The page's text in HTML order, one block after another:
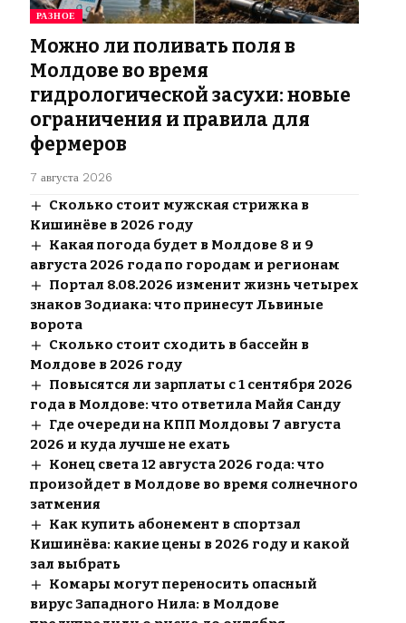
РАЗНОЕ
Можно ли поливать поля в
Молдове во время
гидрологической засухи: новые
ограничения и правила для
фермеров
7 августа 2026
Сколько стоит мужская стрижка в
Кишинёве в 2026 году
Какая погода будет в Молдове 8 и 9
августа 2026 года по городам и регионам
Портал 8.08.2026 изменит жизнь четырех
знаков Зодиака: что принесут Львиные
ворота
Сколько стоит сходить в бассейн в
Молдове в 2026 году
Повысятся ли зарплаты с 1 сентября 2026
года в Молдове: что ответила Майя Санду
Где очереди на КПП Молдовы 7 августа
2026 и куда лучше не ехать
Конец света 12 августа 2026 года: что
произойдет в Молдове во время солнечного
затмения
Как купить абонемент в спортзал
Кишинёва: какие цены в 2026 году и какой
зал выбрать
Комары могут переносить опасный
вирус Западного Нила: в Молдове